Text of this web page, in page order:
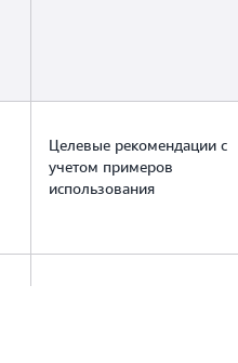
Целевые рекомендации с
учетом примеров
использования